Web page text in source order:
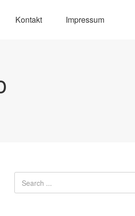
Kontakt Impressum